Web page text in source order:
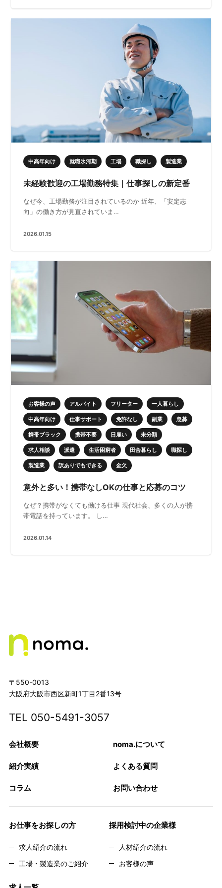
中高年向け 就職氷河期 工場 職探し 製造業
未経験歓迎の工場勤務特集｜仕事探しの新定番
なぜ今、工場勤務が注目されているのか 近年、「安定志
向」の働き方が見直されていま…
2026.01.15
お客様の声 アルバイト フリーター 一人暮らし
中高年向け 仕事サポート 免許なし 副業 急募
携帯ブラック 携帯不要 日雇い 未分類
求人相談 派遣 生活困窮者 田舎暮らし 職探し
製造業 訳ありでもできる 金欠
意外と多い！携帯なしOKの仕事と応募のコツ
なぜ？携帯がなくても働ける仕事 現代社会、多くの人が携
帯電話を持っています。 し…
2026.01.14
〒550-0013
大阪府大阪市西区新町1丁目2番13号
TEL 050-5491-3057
会社概要 noma.について
紹介実績 よくある質問
コラム お問い合わせ
お仕事をお探しの方
求人紹介の流れ
工場・製造業のご紹介
採用検討中の企業様
人材紹介の流れ
お客様の声